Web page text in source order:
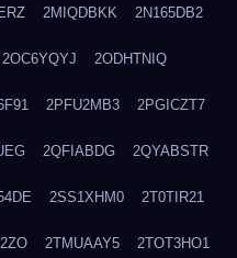
2MIQDBKK 2N165DB2
2OC6YQYJ 2ODHTNIQ
2PFU2MB3 2PGICZT7
2QFIABDG 2QYABSTR
2SS1XHM0 2T0TIR21
2TMUAAY5 2TOT3HO1